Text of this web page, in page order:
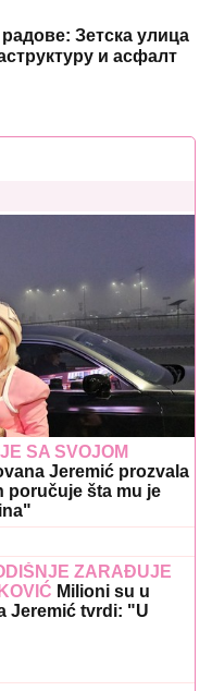
Зетска улица
и асфалт
SA SVOJOM
Jeremić prozvala
poručuje šta mu je
ZARAĐUJE
Milioni su u
Jeremić tvrdi: "U